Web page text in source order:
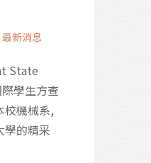
最新消息
State
學生方查
校機械系,
學的精采